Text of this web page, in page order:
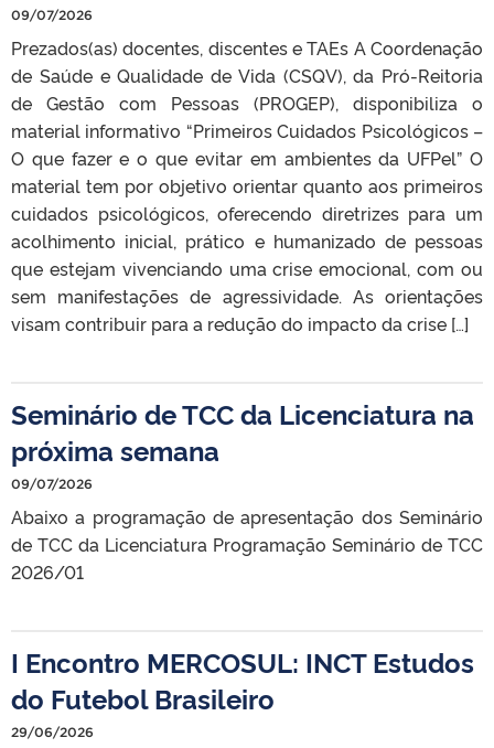
09/07/2026
Prezados(as) docentes, discentes e TAEs A Coordenação
de Saúde e Qualidade de Vida (CSQV), da Pró-Reitoria
de Gestão com Pessoas (PROGEP), disponibiliza o
material informativo “Primeiros Cuidados Psicológicos –
O que fazer e o que evitar em ambientes da UFPel” O
material tem por objetivo orientar quanto aos primeiros
cuidados psicológicos, oferecendo diretrizes para um
acolhimento inicial, prático e humanizado de pessoas
que estejam vivenciando uma crise emocional, com ou
sem manifestações de agressividade. As orientações
visam contribuir para a redução do impacto da crise […]
Seminário de TCC da Licenciatura na
próxima semana
09/07/2026
Abaixo a programação de apresentação dos Seminário
de TCC da Licenciatura Programação Seminário de TCC
2026/01
I Encontro MERCOSUL: INCT Estudos
do Futebol Brasileiro
29/06/2026